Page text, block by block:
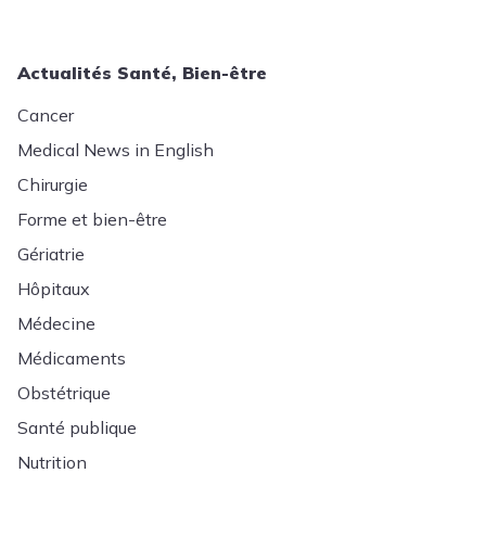
Actualités Santé, Bien-être
Cancer
Medical News in English
Chirurgie
Forme et bien-être
Gériatrie
Hôpitaux
Médecine
Médicaments
Obstétrique
Santé publique
Nutrition